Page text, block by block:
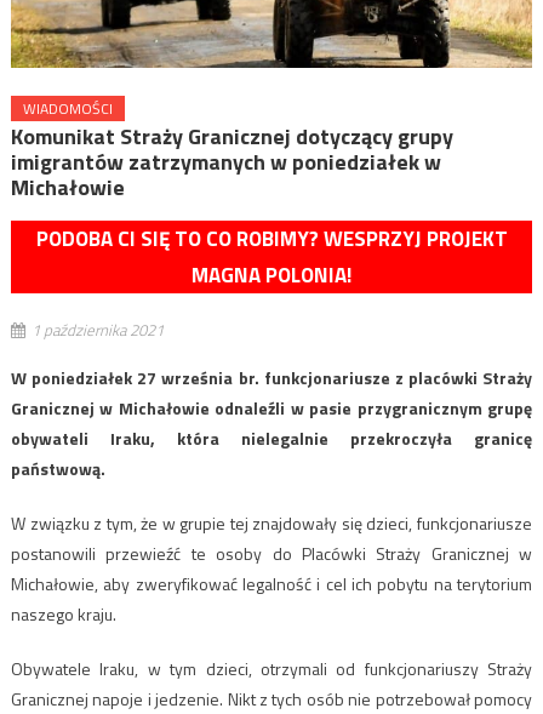
WIADOMOŚCI
Komunikat Straży Granicznej dotyczący grupy
imigrantów zatrzymanych w poniedziałek w
Michałowie
PODOBA CI SIĘ TO CO ROBIMY? WESPRZYJ PROJEKT
MAGNA POLONIA!
1 października 2021
W poniedziałek 27 września br. funkcjonariusze z placówki Straży
Granicznej w Michałowie odnaleźli w pasie przygranicznym grupę
obywateli Iraku, która nielegalnie przekroczyła granicę
państwową.
W związku z tym, że w grupie tej znajdowały się dzieci, funkcjonariusze
postanowili przewieźć te osoby do Placówki Straży Granicznej w
Michałowie, aby zweryfikować legalność i cel ich pobytu na terytorium
naszego kraju.
Obywatele Iraku, w tym dzieci, otrzymali od funkcjonariuszy Straży
Granicznej napoje i jedzenie. Nikt z tych osób nie potrzebował pomocy